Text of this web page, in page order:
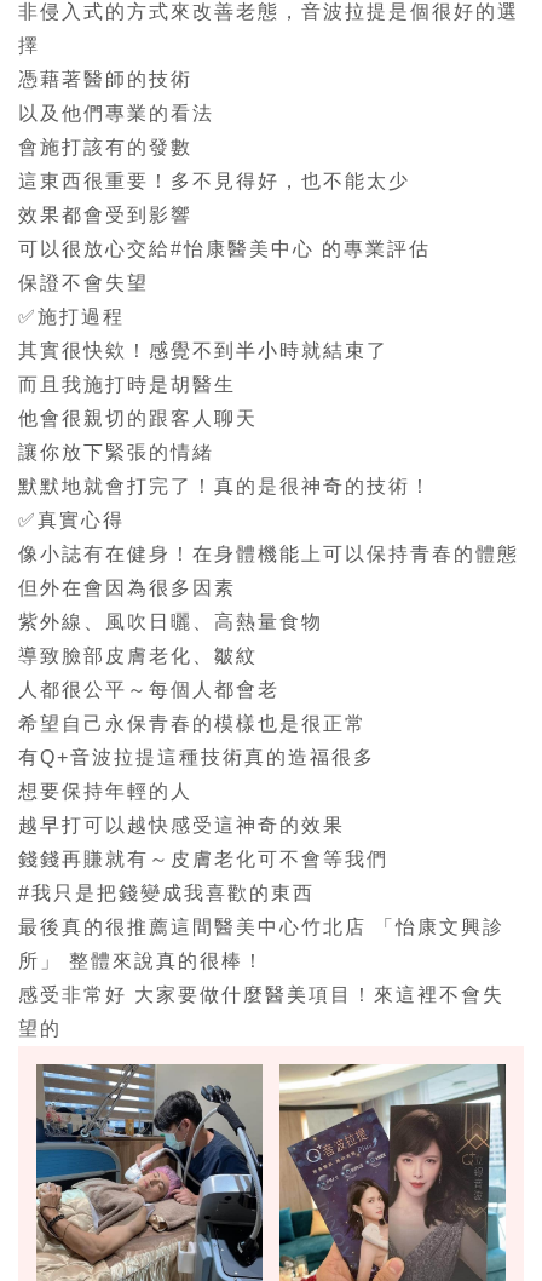
非侵入式的方式來改善老態，音波拉提是個很好的選
擇
憑藉著醫師的技術
以及他們專業的看法
會施打該有的發數
這東西很重要！多不見得好，也不能太少
效果都會受到影響
可以很放心交給#怡康醫美中心 的專業評估
保證不會失望
✅施打過程
其實很快欸！感覺不到半小時就結束了
而且我施打時是胡醫生
他會很親切的跟客人聊天
讓你放下緊張的情緒
默默地就會打完了！真的是很神奇的技術！
✅真實心得
像小誌有在健身！在身體機能上可以保持青春的體態
但外在會因為很多因素
紫外線、風吹日曬、高熱量食物
導致臉部皮膚老化、皺紋
人都很公平～每個人都會老
希望自己永保青春的模樣也是很正常
有Q+音波拉提這種技術真的造福很多
想要保持年輕的人
越早打可以越快感受這神奇的效果
錢錢再賺就有～皮膚老化可不會等我們
#我只是把錢變成我喜歡的東西
最後真的很推薦這間醫美中心竹北店 「怡康文興診
所」 整體來說真的很棒！
感受非常好 大家要做什麼醫美項目！來這裡不會失
望的